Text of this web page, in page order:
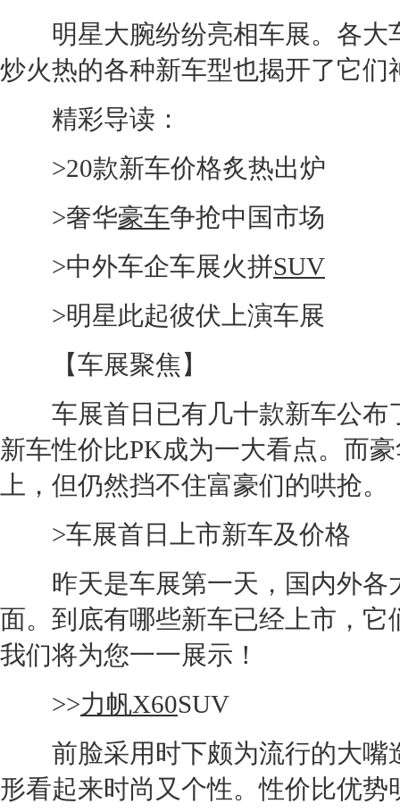
明星大腕纷纷亮相车展。各大
炒火热的各种新车型也揭开了它们
精彩导读：
>20款新车价格炙热出炉
>奢华豪车争抢中国市场
>中外车企车展火拼SUV
>明星此起彼伏上演车展
【车展聚焦】
车展首日已有几十款新车公布
新车性价比PK成为一大看点。而
上，但仍然挡不住富豪们的哄抢。
>车展首日上市新车及价格
昨天是车展第一天，国内外各
面。到底有哪些新车已经上市，它
我们将为您一一展示！
>>力帆X60SUV
前脸采用时下颇为流行的大嘴
形看起来时尚又个性。性价比优势